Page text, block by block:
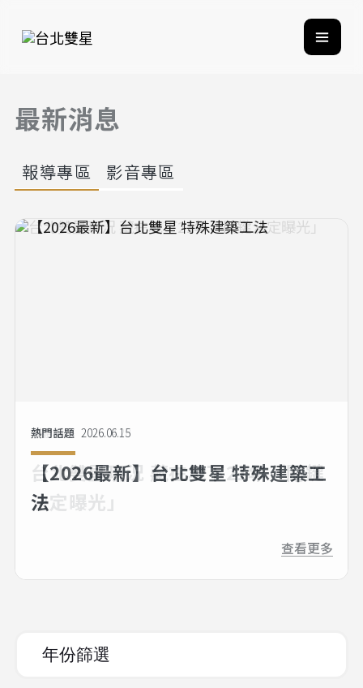
最新消息
報導專區 影音專區
熱門話題 2026.06.15
【2026最新】台北雙星 特殊建築工
法
查看更多
媒體報導 2026.04.28
台北雙星現況 藏在地下21年「關鍵
決定曝光」
查看更多